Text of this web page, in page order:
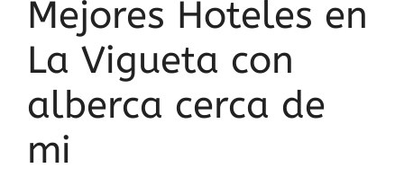
Mejores Hoteles en
La Vigueta con
alberca cerca de
mi